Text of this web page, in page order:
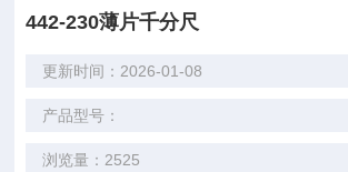
442-230薄片千分尺
更新时间：2026-01-08
产品型号：
浏览量：2525